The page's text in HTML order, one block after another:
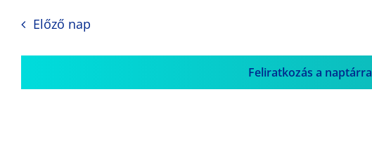
Előző nap
Feliratkozás a naptárra